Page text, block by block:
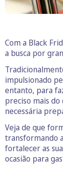
Com a Black
a busca por
impulsionado
entanto, para
preciso mais do
necessária
Veja de que
transformando
fortalecer as
ocasião para